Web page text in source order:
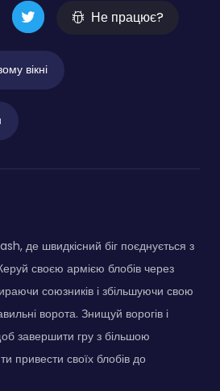
Не працює?
вікні
де швидкісний біг поєднується з
своєю армією блобів через
союзників і збільшуючи свою
ворота. Знищуй ворогів і
завершити гру з більшою
привести своїх блобів до